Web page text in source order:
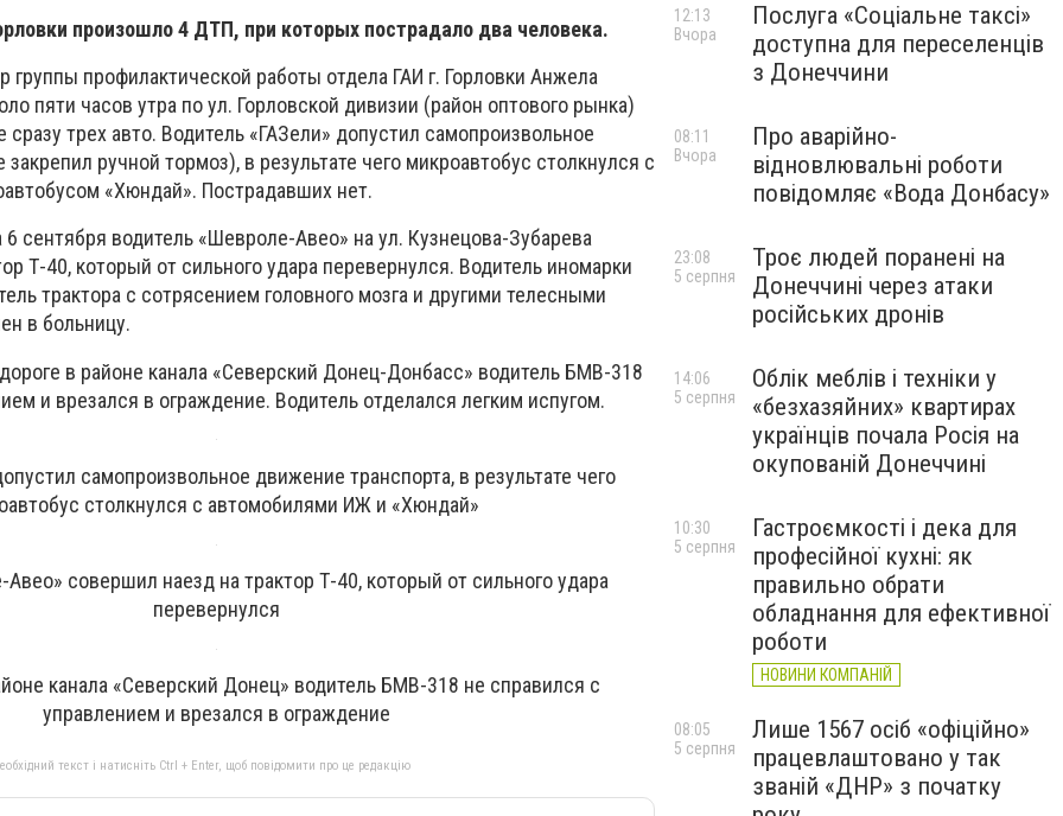
произошло 4 ДТП, при которых пострадало два человека.
группы профилактической работы отдела ГАИ г. Горловки Анжела
пяти часов утра по ул. Горловской дивизии (район оптового рынка)
трех авто. Водитель «ГАЗели» допустил самопроизвольное
ручной тормоз), в результате чего микроавтобус столкнулся с
«Хюндай». Пострадавших нет.
сентября водитель «Шевроле-Авео» на ул. Кузнецова-Зубарева
Т-40, который от сильного удара перевернулся. Водитель иномарки
трактора с сотрясением головного мозга и другими телесными
в больницу.
в районе канала «Северский Донец-Донбасс» водитель БМВ-318
и врезался в ограждение. Водитель отделался легким испугом.
самопроизвольное движение транспорта, в результате чего
столкнулся с автомобилями ИЖ и «Хюндай»
совершил наезд на трактор Т-40, который от сильного удара
перевернулся
канала «Северский Донец» водитель БМВ-318 не справился с
управлением и врезался в ограждение
текст і натисніть Ctrl + Enter, щоб повідомити про це редакцію
Послуга «Соціальне таксі»
доступна для переселенців
з Донеччини
12:13
Вчора
Про аварійно-
відновлювальні роботи
повідомляє «Вода Донбасу»
08:11
Вчора
Троє людей поранені на
Донеччині через атаки
російських дронів
23:08
5 серпня
Облік меблів і техніки у
«безхазяйних» квартирах
українців почала Росія на
окупованій Донеччині
14:06
5 серпня
Гастроємкості і дека для
професійної кухні: як
правильно обрати
обладнання для ефективної
роботи
НОВИНИ КОМПАНІЙ
10:30
5 серпня
Лише 1567 осіб «офіційно»
працевлаштовано у так
званій «ДНР» з початку
08:05
5 серпня